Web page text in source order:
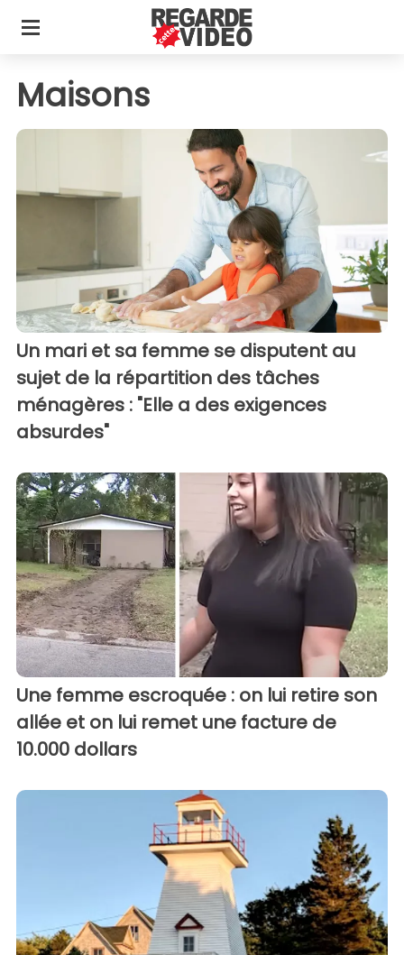
Maisons
Un mari et sa femme se disputent au
sujet de la répartition des tâches
ménagères : "Elle a des exigences
absurdes"
Une femme escroquée : on lui retire son
allée et on lui remet une facture de
10.000 dollars